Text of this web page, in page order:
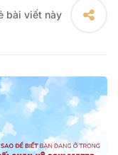
bài viết này